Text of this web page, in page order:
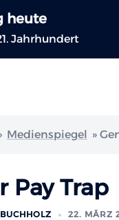
heute
Jahrhundert
Medienspiegel »
Pay Trap
22. MÄRZ